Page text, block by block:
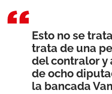
Esto no se
trata de una
del contralor y
de ocho
la bancada